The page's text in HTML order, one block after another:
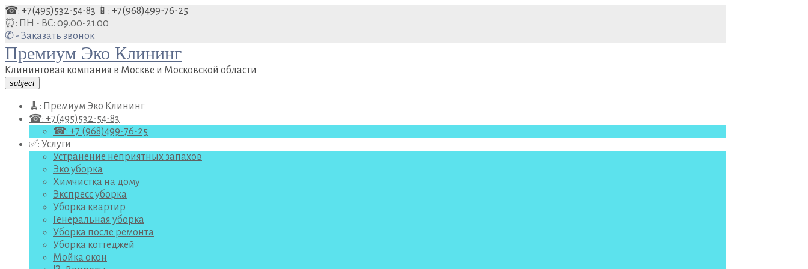
Перейти
к
содержанию
☎: +7(495)532-54-83 📱: +7(968)499-76-25
⏰: ПН - ВС: 09.00-21.00
✆ - Заказать звонок
Премиум Эко Клининг
Клининговая компания в Москве и Московской области
subject
🧹: Премиум Эко Клининг
☎: +7(495)532-54-83
☎: +7 (968)499-76-25
✅: Услуги
Устранение неприятных запахов
Эко уборка
Химчистка на дому
Экспресс уборка
Уборка квартир
Генеральная уборка
Уборка после ремонта
Уборка коттеджей
Мойка окон